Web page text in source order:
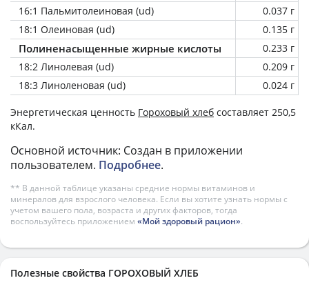
16:1 Пальмитолеиновая (ud)
0.037 г
18:1 Олеиновая (ud)
0.135 г
Полиненасыщенные жирные кислоты
0.233 г
18:2 Линолевая (ud)
0.209 г
18:3 Линоленовая (ud)
0.024 г
Энергетическая ценность Гороховый хлеб составляет 250,5
кКал.
Основной источник: Создан в приложении
пользователем. Подробнее.
** В данной таблице указаны средние нормы витаминов и
минералов для взрослого человека. Если вы хотите узнать нормы с
учетом вашего пола, возраста и других факторов, тогда
воспользуйтесь приложением «Мой здоровый рацион».
Полезные свойства ГОРОХОВЫЙ ХЛЕБ